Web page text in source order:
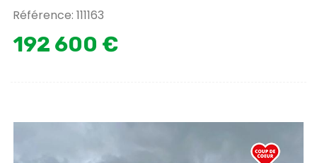
Référence: 111163
192 600 €